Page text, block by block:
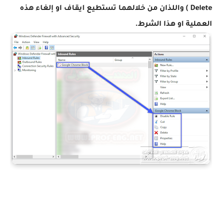
Delete ) واللذان من خلالهما تستطيع ايقاف او إلغاء هذه
العملية او هذا الشرط.